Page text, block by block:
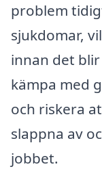
problem
sjukdomar,
innan det
kämpa med
och riskera
slappna av
jobbet.